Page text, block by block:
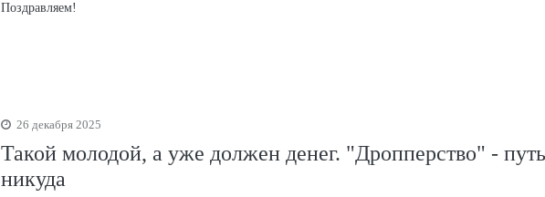
Поздравляем!
26 декабря 2025
Такой молодой, а уже должен денег. "Дропперство" -
никуда